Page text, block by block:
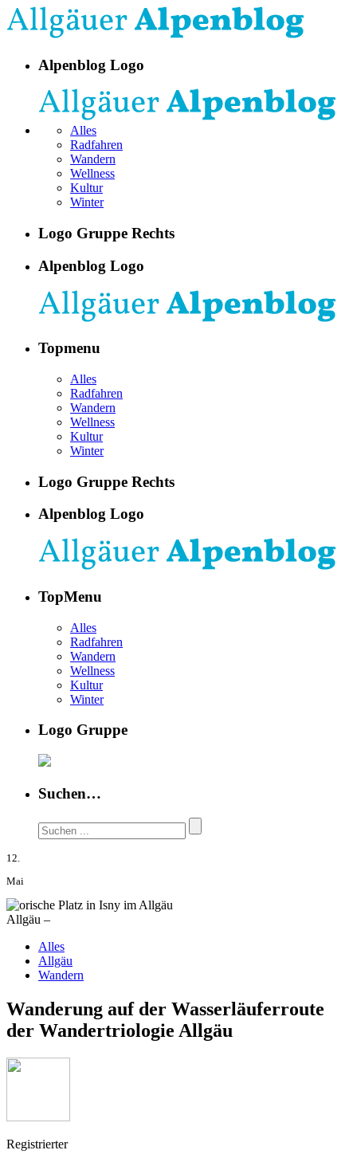
Alpenblog Logo
Alles
Radfahren
Wandern
Wellness
Kultur
Winter
Logo Gruppe Rechts
Alpenblog Logo
Topmenu
Alles
Radfahren
Wandern
Wellness
Kultur
Winter
Logo Gruppe Rechts
Alpenblog Logo
TopMenu
Alles
Radfahren
Wandern
Wellness
Kultur
Winter
Logo Gruppe
Suchen…
12.
Mai
Allgäu –
Alles
Allgäu
Wandern
Wanderung auf der Wasserläuferroute
der Wandertriologie Allgäu
Registrierter